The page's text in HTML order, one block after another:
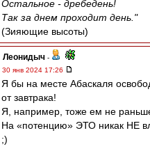
Остальное - дребедень!
Так за днем проходит день."
(Зияющие высоты)
Леонидыч -
30 янв 2024 17:26
Я бы на месте Абаскаля
от завтрака!
Я, например, тоже ем не
На «потенцию» ЭТО никак НЕ
;)